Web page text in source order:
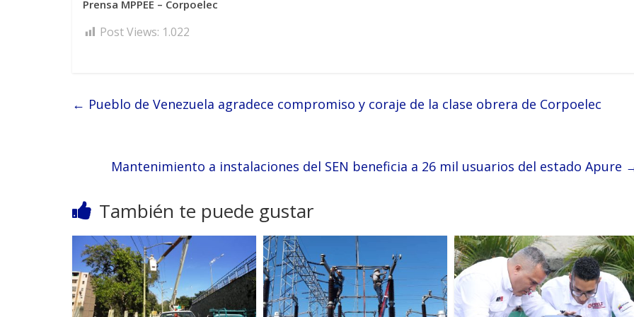
Prensa MPPEE – Corpoelec
Post Views: 1.022
← Pueblo de Venezuela agradece compromiso y coraje de la clase obrera de Corpoelec
Mantenimiento a instalaciones del SEN beneficia a 26 mil usuarios del estado Apure
También te puede gustar